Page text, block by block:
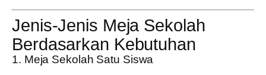
Jenis-Jenis Meja Sekolah
Berdasarkan Kebutuhan
1. Meja Sekolah Satu Siswa